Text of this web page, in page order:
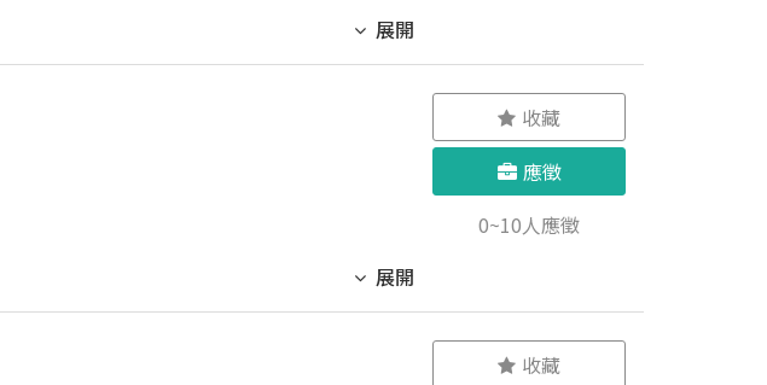
展開
展開
收藏
應徵
0~10人應徵
收藏